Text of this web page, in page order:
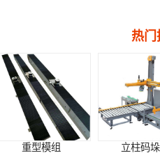
热门
立柱码垛机 立